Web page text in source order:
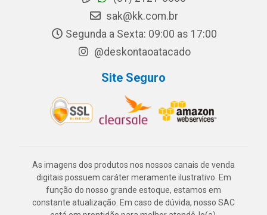
sak@kk.com.br
Segunda a Sexta: 09:00 as 17:00
@deskontaoatacado
Site Seguro
As imagens dos produtos nos nossos canais de venda
digitais possuem caráter meramente ilustrativo. Em
função do nosso grande estoque, estamos em
constante atualização. Em caso de dúvida, nosso SAC